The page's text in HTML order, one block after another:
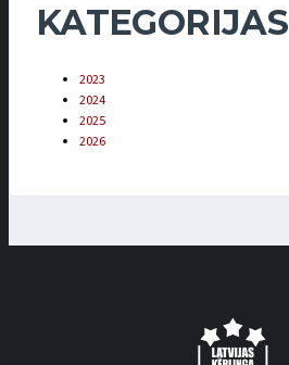
KATEGORIJAS
2023
2024
2025
2026